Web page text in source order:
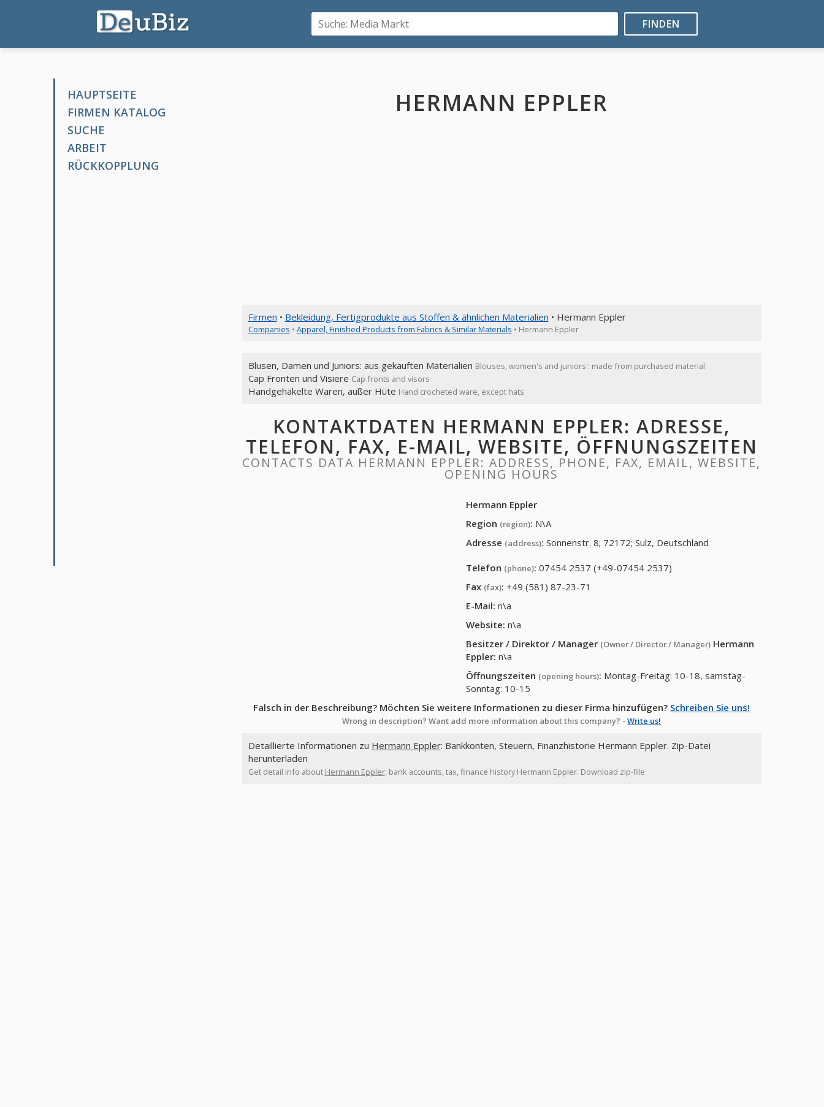
FINDEN
HAUPTSEITE
FIRMEN KATALOG
SUCHE
ARBEIT
RÜCKKOPPLUNG
HERMANN EPPLER
Firmen • Bekleidung, Fertigprodukte aus Stoffen & ähnlichen Materialien • Hermann Eppler
Companies • Apparel, Finished Products from Fabrics & Similar Materials • Hermann Eppler
Blusen, Damen und Juniors: aus gekauften Materialien Blouses, women's and juniors': made from purchased material
Cap Fronten und Visiere Cap fronts and visors
Handgehäkelte Waren, außer Hüte Hand crocheted ware, except hats
KONTAKTDATEN HERMANN EPPLER: ADRESSE,
TELEFON, FAX, E-MAIL, WEBSITE, ÖFFNUNGSZEITEN
CONTACTS DATA HERMANN EPPLER: ADDRESS, PHONE, FAX, EMAIL, WEBSITE,
OPENING HOURS
Hermann Eppler
Region (region): N\A
Adresse (address): Sonnenstr. 8; 72172; Sulz, Deutschland
Telefon (phone): 07454 2537 (+49-07454 2537)
Fax (fax): +49 (581) 87-23-71
E-Mail: n\a
Website: n\a
Besitzer / Direktor / Manager (Owner / Director / Manager) Hermann
Eppler: n\a
Öffnungszeiten (opening hours): Montag-Freitag: 10-18, samstag-
Sonntag: 10-15
Falsch in der Beschreibung? Möchten Sie weitere Informationen zu dieser Firma hinzufügen? Schreiben Sie uns!
Wrong in description? Want add more information about this company? -Write us!
Detaillierte Informationen zu Hermann Eppler: Bankkonten, Steuern, Finanzhistorie Hermann Eppler. Zip-Datei
herunterladen
Get detail info about Hermann Eppler: bank accounts, tax, finance history Hermann Eppler. Download zip-file